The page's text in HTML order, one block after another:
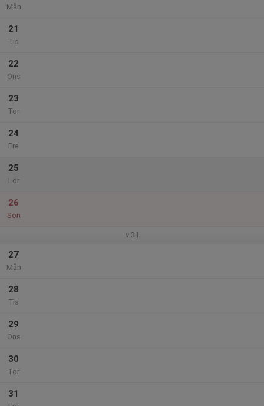
Mån
21
Tis
22
Ons
23
Tor
24
Fre
25
Lör
26
Sön
v.31
27
Mån
28
Tis
29
Ons
30
Tor
31